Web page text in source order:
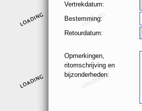
Vertrekdatum:
Bestemming:
Retourdatum:
Opmerkingen,
ritomschrijving en
bijzonderheden: